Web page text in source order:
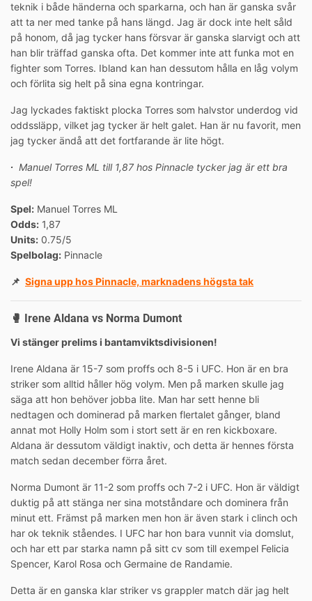
teknik i både händerna och sparkarna, och han är ganska svår
att ta ner med tanke på hans längd. Jag är dock inte helt såld
på honom, då jag tycker hans försvar är ganska slarvigt och att
han blir träffad ganska ofta. Det kommer inte att funka mot en
fighter som Torres. Ibland kan han dessutom hålla en låg volym
och förlita sig helt på sina egna kontringar.
Jag lyckades faktiskt plocka Torres som halvstor underdog vid
oddssläpp, vilket jag tycker är helt galet. Han är nu favorit, men
jag tycker ändå att det fortfarande är lite högt.
∙ Manuel Torres ML till 1,87 hos Pinnacle tycker jag är ett bra
spel!
Spel: Manuel Torres ML
Odds: 1,87
Units: 0.75/5
Spelbolag: Pinnacle
📌 Signa upp hos Pinnacle, marknadens högsta tak
🥊 Irene Aldana vs Norma Dumont
Vi stänger prelims i bantamviktsdivisionen!
Irene Aldana är 15-7 som proffs och 8-5 i UFC. Hon är en bra
striker som alltid håller hög volym. Men på marken skulle jag
säga att hon behöver jobba lite. Man har sett henne bli
nedtagen och dominerad på marken flertalet gånger, bland
annat mot Holly Holm som i stort sett är en ren kickboxare.
Aldana är dessutom väldigt inaktiv, och detta är hennes första
match sedan december förra året.
Norma Dumont är 11-2 som proffs och 7-2 i UFC. Hon är väldigt
duktig på att stänga ner sina motståndare och dominera från
minut ett. Främst på marken men hon är även stark i clinch och
har ok teknik ståendes. I UFC har hon bara vunnit via domslut,
och har ett par starka namn på sitt cv som till exempel Felicia
Spencer, Karol Rosa och Germaine de Randamie.
Detta är en ganska klar striker vs grappler match där jag helt